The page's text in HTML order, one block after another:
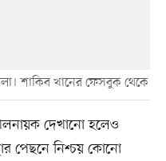
শাকিব খানের ফেসবুক থেকে
দেখানো হলেও
পেছনে নিশ্চয় কোনো